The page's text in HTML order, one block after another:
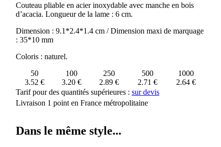
ACIER
ET
BOIS
SKARP
Couteau pliable en acier inoxydable avec manche en bois
d’acacia. Longueur de la lame : 6 cm.
Dimension : 9.1*2.4*1.4 cm / Dimension maxi de marquage
: 35*10 mm
Coloris : naturel.
50
100 250 500
1000
3.52 €
3.20 € 2.89 € 2.71 €
2.64 €
Tarif pour des quantités supérieures : sur devis
Livraison 1 point en France métropolitaine
Dans le même style...